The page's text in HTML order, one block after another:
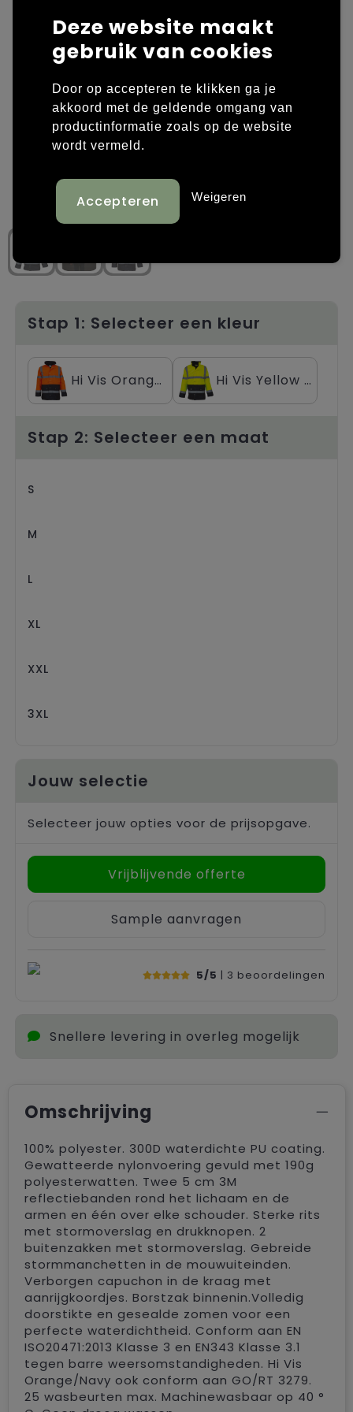
Laptop hoezen en tassen
Overige tassen
Papieren tassen
Promotietassen
Reistassen
Rugzakken
Tassen voor sport
Trolleys
Overige kleding
Polo's
Sweaters bedrukken
T-shirts bedrukken
Vesten bedrukken
Schoenen bedrukken
Stap 1: Selecteer een kleur
Hi Vis Orange / Navy Hi Vis Yellow / Navy
Stap 2: Selecteer een maat
S
M
L
XL
XXL
3XL
Jouw selectie
Selecteer jouw opties voor de prijsopgave.
Vrijblijvende offerte
Sample aanvragen
5/5 | 3 beoordelingen
Snellere levering in overleg mogelijk
Omschrijving
100% polyester. 300D waterdichte PU coating.
Gewatteerde nylonvoering gevuld met 190g
polyesterwatten. Twee 5 cm 3M
reflectiebanden rond het lichaam en de
armen en één over elke schouder. Sterke rits
met stormoverslag en drukknopen. 2
buitenzakken met stormoverslag. Gebreide
stormmanchetten in de mouwuiteinden.
Verborgen capuchon in de kraag met
aanrijgkoordjes. Borstzak binnenin.Volledig
doorstikte en gesealde zomen voor een
perfecte waterdichtheid. Conform aan EN
ISO20471:2013 Klasse 3 en EN343 Klasse 3.1
tegen barre weersomstandigheden. Hi Vis
Orange/Navy ook conform aan GO/RT 3279.
25 wasbeurten max. Machinewasbaar op 40 °
Deze website maakt
gebruik van cookies
Door op accepteren te klikken ga je
akkoord met de geldende omgang van
productinformatie zoals op de website
wordt vermeld.
Weigeren